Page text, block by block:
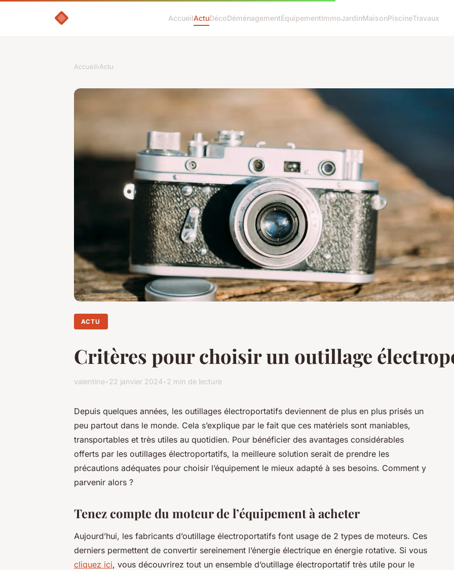
AccueilActuDécoDéménagementÉquipementImmoJardinMaisonPiscineTravaux
Accueil›Actu
ACTU
Critères pour choisir un outillage
valentine•22 janvier 2024•2 min de lecture
Depuis quelques années, les outillages électroportatifs deviennent de plus en plus prisés un
peu partout dans le monde. Cela s’explique par le fait que ces matériels sont maniables,
transportables et très utiles au quotidien. Pour bénéficier des avantages considérables
offerts par les outillages électroportatifs, la meilleure solution serait de prendre les
précautions adéquates pour choisir l’équipement le mieux adapté à ses besoins. Comment y
parvenir alors ?
Tenez compte du moteur de l’équipement à acheter
Aujourd’hui, les fabricants d’outillage électroportatifs font usage de 2 types de moteurs. Ces
derniers permettent de convertir sereinement l’énergie électrique en énergie rotative. Si vous
cliquez ici, vous découvrirez tout un ensemble d’outillage électroportatif très utile pour le